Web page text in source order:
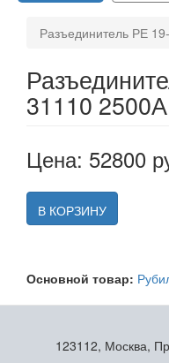
Разъединитель РЕ
31110
Цена: 52800
В КОРЗИНУ
Основной товар:
123112, Москва,